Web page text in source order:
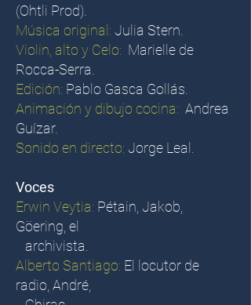
(Ohtli Prod).
Música original: Julia Stern.
Violin, alto y Celo: Marielle de
Rocca-Serra.
Edición: Pablo Gasca Gollás.
Animación y dibujo cocina: Andrea
Guízar.
Sonido en directo: Jorge Leal.
Voces
Erwin Veytia: Pétain, Jakob,
Göering, el
archivista.
Alberto Santiago: El locutor de
radio, André,